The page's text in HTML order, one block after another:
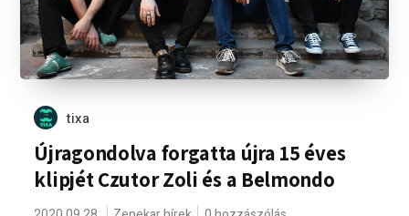
tixa
Újragondolva forgatta újra 15 éves
klipjét Czutor Zoli és a Belmondo